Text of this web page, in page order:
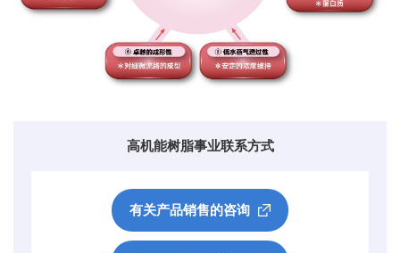
高机能树脂事业联系方式
有关产品销售的咨询